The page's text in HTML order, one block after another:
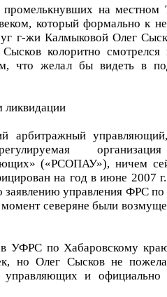
на
который формально к
г-жи Калмыковой Олег
колоритно
что желал бы видеть в
ликвидации
арбитражный
(«РСОПАУ»), ничем
на год в июне 2007
управления ФРС по
северяне были
УФРС по Хабаровскому
но Олег Сысков не
управляющих и официально